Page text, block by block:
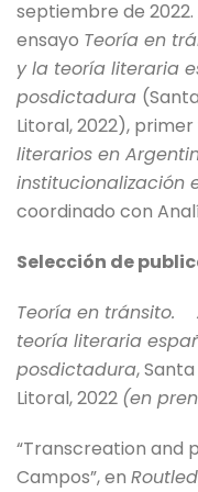
septiembre de
ensayo Teoría en
y la teoría literaria
posdictadura
Litoral, 2022),
literarios en
institucionalización
coordinado con
Selección de
Teoría en tránsito.
teoría literaria
posdictadura,
Litoral, 2022 (en
“Transcreation and
Campos”, en